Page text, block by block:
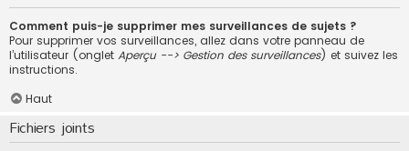
Comment puis-je supprimer mes surveillances de sujets ?
Pour supprimer vos surveillances, allez dans votre panneau de
l’utilisateur (onglet Aperçu --> Gestion des surveillances) et suivez les
instructions.
Haut
Fichiers joints